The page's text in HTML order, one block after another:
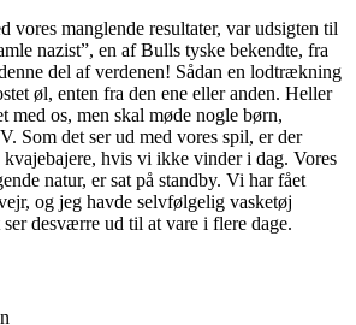
vores manglende resultater, var udsigten til
nazist”, en af Bulls tyske bekendte, fra
del af verdenen! Sådan en lodtrækning
øl, enten fra den ene eller anden. Heller
med os, men skal møde nogle børn,
Som det ser ud med vores spil, er der
hvis vi ikke vinder i dag. Vores
natur, er sat på standby. Vi har fået
og jeg havde selvfølgelig vasketøj
desværre ud til at vare i flere dage.